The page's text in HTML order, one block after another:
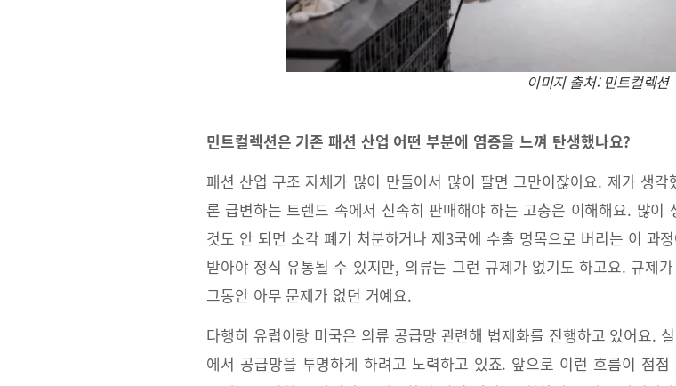
이미지 출처: 민트컬렉션
민트컬렉션은 기존 패션 산업 어떤 부분에 염증을 느껴 탄생했나요?
패션 산업 구조 자체가 많이 만들어서 많이 팔면 그만이잖아요. 제가 생
론 급변하는 트렌드 속에서 신속히 판매해야 하는 고충은 이해해요. 많
것도 안 되면 소각 폐기 처분하거나 제3국에 수출 명목으로 버리는 이 과
받아야 정식 유통될 수 있지만, 의류는 그런 규제가 없기도 하고요. 규제
그동안 아무 문제가 없던 거예요.
다행히 유럽이랑 미국은 의류 공급망 관련해 법제화를 진행하고 있어요.
에서 공급망을 투명하게 하려고 노력하고 있죠. 앞으로 이런 흐름이 점